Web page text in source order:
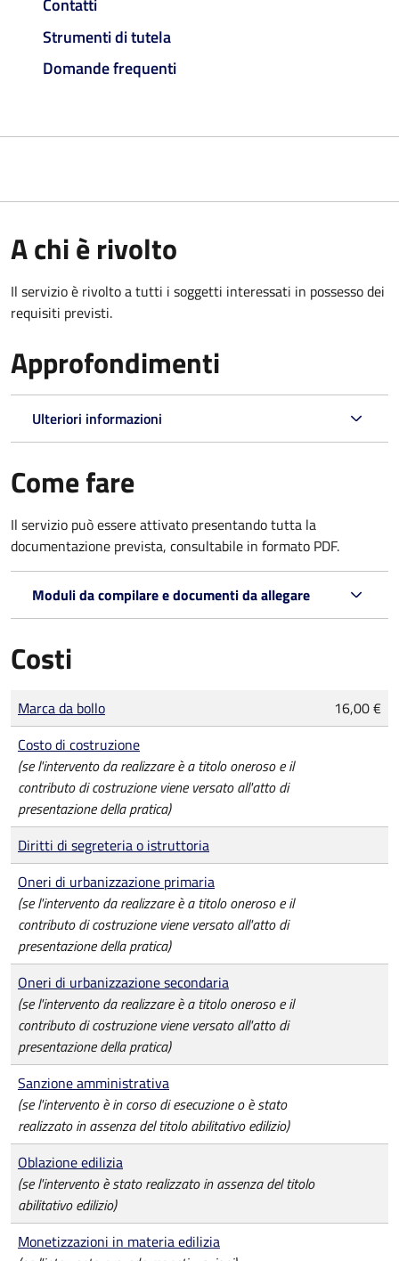
Contatti
Strumenti di tutela
Domande frequenti
A chi è rivolto
Il servizio è rivolto a tutti i soggetti interessati in possesso dei
requisiti previsti.
Approfondimenti
Ulteriori informazioni
Come fare
Il servizio può essere attivato presentando tutta la
documentazione prevista, consultabile in formato PDF.
Moduli da compilare e documenti da allegare
Costi
Tipo di pagamento
Importo
Marca da bollo
16,00 €
Costo di costruzione
(se l'intervento da realizzare è a titolo oneroso e il
contributo di costruzione viene versato all'atto di
presentazione della pratica)
Diritti di segreteria o istruttoria
Oneri di urbanizzazione primaria
(se l'intervento da realizzare è a titolo oneroso e il
contributo di costruzione viene versato all'atto di
presentazione della pratica)
Oneri di urbanizzazione secondaria
(se l'intervento da realizzare è a titolo oneroso e il
contributo di costruzione viene versato all'atto di
presentazione della pratica)
Sanzione amministrativa
(se l'intervento è in corso di esecuzione o è stato
realizzato in assenza del titolo abilitativo edilizio)
Oblazione edilizia
(se l'intervento è stato realizzato in assenza del titolo
abilitativo edilizio)
Monetizzazioni in materia edilizia